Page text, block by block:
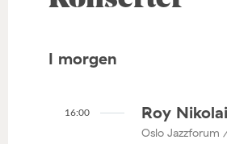
I morgen
16:00 Roy
Oslo Jazzforum